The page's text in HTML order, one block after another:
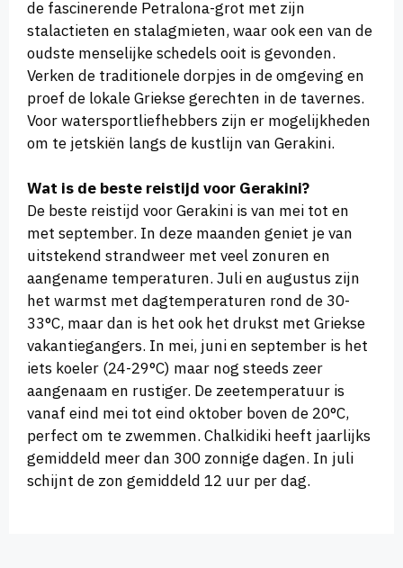
de fascinerende Petralona-grot met zijn
stalactieten en stalagmieten, waar ook een van de
oudste menselijke schedels ooit is gevonden.
Verken de traditionele dorpjes in de omgeving en
proef de lokale Griekse gerechten in de tavernes.
Voor watersportliefhebbers zijn er mogelijkheden
om te jetskiën langs de kustlijn van Gerakini.
Wat is de beste reistijd voor Gerakini?
De beste reistijd voor Gerakini is van mei tot en
met september. In deze maanden geniet je van
uitstekend strandweer met veel zonuren en
aangename temperaturen. Juli en augustus zijn
het warmst met dagtemperaturen rond de 30-
33°C, maar dan is het ook het drukst met Griekse
vakantiegangers. In mei, juni en september is het
iets koeler (24-29°C) maar nog steeds zeer
aangenaam en rustiger. De zeetemperatuur is
vanaf eind mei tot eind oktober boven de 20°C,
perfect om te zwemmen. Chalkidiki heeft jaarlijks
gemiddeld meer dan 300 zonnige dagen. In juli
schijnt de zon gemiddeld 12 uur per dag.